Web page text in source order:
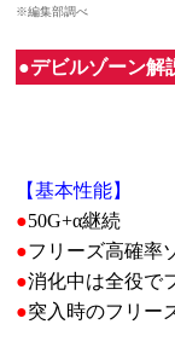
※編集部調べ
●デビルゾーン解
【基本性能】
●50G+α継続
●フリーズ高確率
●消化中は全役で
●突入時のフリー